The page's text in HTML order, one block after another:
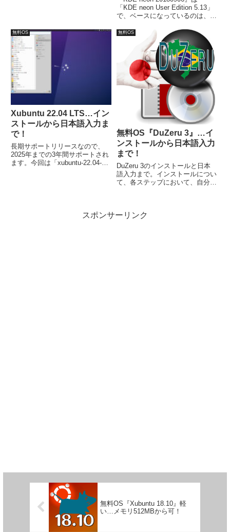
いては、ひと手間必要でした。
「KDE neon User Edition 5.13」
で、ベースになっているのは、
Ubuntu 18.04 LTS Bionic Beaver
ではありません。
無料OS
Xubuntu 22.04 LTS…イン
ストールから日本語入力ま
で！
長期サポートリリースなので、
2025年までの3年間サポートされ
ます。今回は「xubuntu-22.04-
無料OS
無料OS『DuZeru 3』…イ
ンストールから日本語入力
まで！
DuZeru 3のインストールと日本
語入力まで。インストールについ
て、各ステップにおいて、自分で
要があり、コマンドで行うのが簡
スポンサーリンク
無料OS『Xubuntu 18.10』軽
い…メモリ512MBから可！